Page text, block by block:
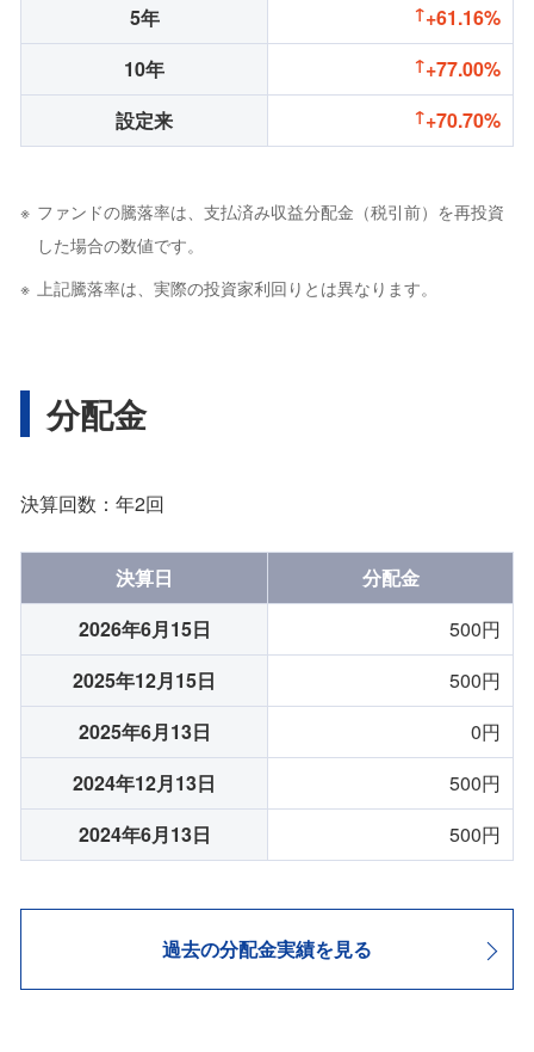
5年
+61.16%
10年
+77.00%
設定来
+70.70%
ファンドの騰落率は、支払済み収益分配金（税引前）を再投資
した場合の数値です。
上記騰落率は、実際の投資家利回りとは異なります。
分配金
決算回数：年2回
決算日
分配金
2026年6月15日
500円
2025年12月15日
500円
2025年6月13日
0円
2024年12月13日
500円
2024年6月13日
500円
過去の分配金実績を見る